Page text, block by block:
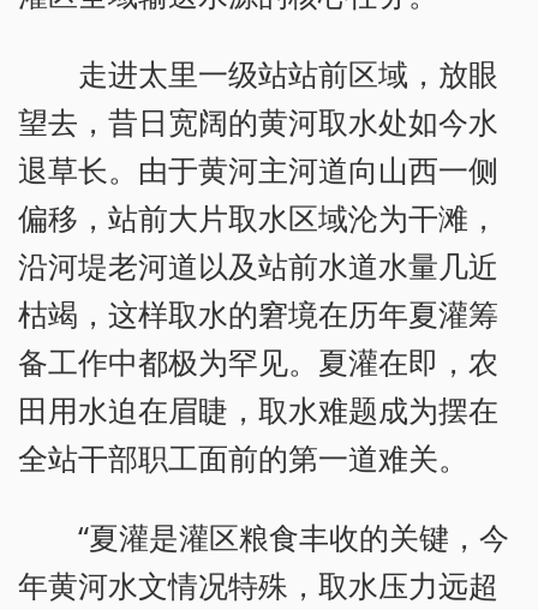
走进太里一级站站前区域，放眼
望去，昔日宽阔的黄河取水处如今水
退草长。由于黄河主河道向山西一侧
偏移，站前大片取水区域沦为干滩，
沿河堤老河道以及站前水道水量几近
枯竭，这样取水的窘境在历年夏灌筹
备工作中都极为罕见。夏灌在即，农
田用水迫在眉睫，取水难题成为摆在
全站干部职工面前的第一道难关。
“夏灌是灌区粮食丰收的关键，今
年黄河水文情况特殊，取水压力远超